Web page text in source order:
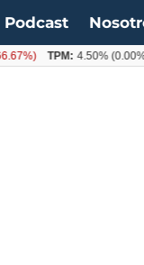
Podcast
TPM: 4.50%(0.00%)